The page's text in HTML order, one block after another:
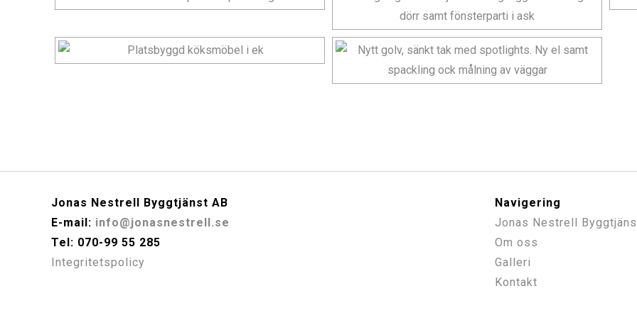
Jonas Nestrell Byggtjänst AB
E-mail: info@jonasnestrell.se
Tel: 070-99 55 285
Integritetspolicy
Navigering
Jonas Nestrell
Om oss
Galleri
Kontakt